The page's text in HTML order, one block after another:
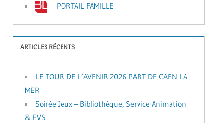
PORTAIL FAMILLE
ARTICLES RÉCENTS
LE TOUR DE L’AVENIR 2026 PART DE CAEN LA
MER
Soirée Jeux – Bibliothèque, Service Animation
& EVS